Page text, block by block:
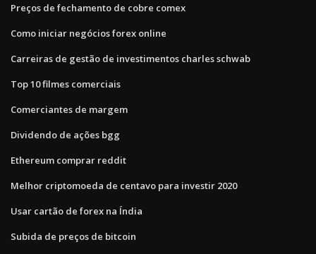
Preços de fechamento de cobre comex
Como iniciar negócios forex online
Carreiras de gestão de investimentos charles schwab
Top 10 filmes comerciais
Comerciantes de margem
Dividendo de ações bgg
Ethereum comprar reddit
Melhor criptomoeda de centavo para investir 2020
Usar cartão de forex na Índia
Subida de preços de bitcoin